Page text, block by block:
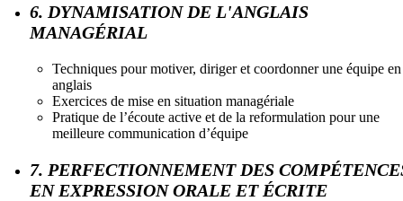
6. DYNAMISATION DE L'ANGLAIS
MANAGÉRIAL
Techniques pour motiver, diriger et coordonner une équipe en
anglais
Exercices de mise en situation managériale
Pratique de l’écoute active et de la reformulation pour une
meilleure communication d’équipe
7. PERFECTIONNEMENT DES
EN EXPRESSION ORALE ET ÉCRITE